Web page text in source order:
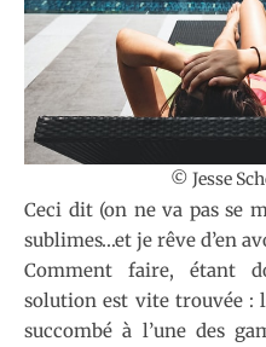
© Jesse
Ceci dit (on ne va pas se
sublimes…et je rêve d’en
Comment faire, étant
solution est vite trouvée :
succombé à l’une des